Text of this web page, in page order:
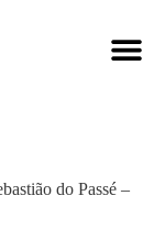
do Passé –